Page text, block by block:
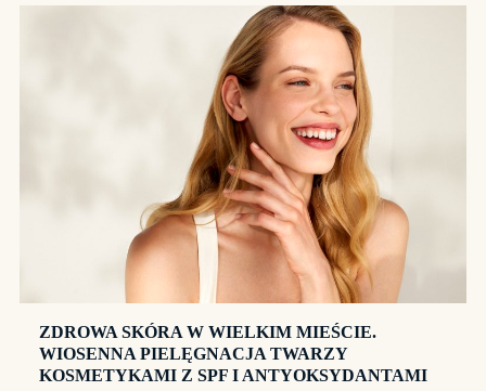
ZDROWA SKÓRA W WIELKIM MIEŚCIE.
WIOSENNA PIELĘGNACJA TWARZY
KOSMETYKAMI Z SPF I ANTYOKSYDANTAMI